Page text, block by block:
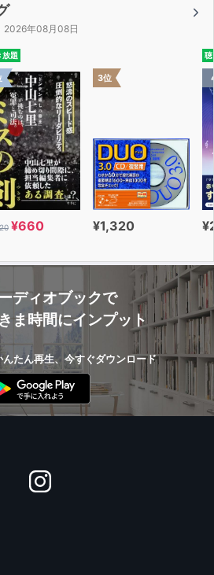
2026年08月08日
放題
¥660
3位
¥1,320
聴
ディオブックで
ま時間にインプット
たん再生、今すぐダウンロード